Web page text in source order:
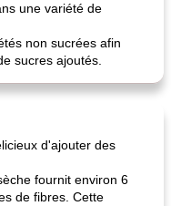
une variété de
non sucrées afin
sucres ajoutés.
d'ajouter des
fournit environ 6
de fibres. Cette